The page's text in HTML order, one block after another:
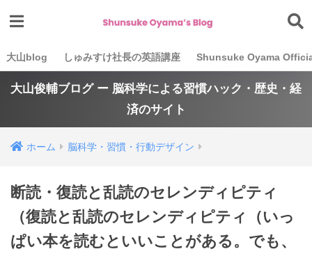
大山blog しゅみすけ社長の英語講座 Shunsuke Oyama
大山俊輔ブログ ー 脳科学による習慣ハック・歴史・経
済のサイト
ホーム 脳科学・習慣・行動デザイン
断読・復読と乱読のセレンディピティ
（復読と乱読のセレンディピティ（いっ
ぱい本を読むといいことがある。でも、